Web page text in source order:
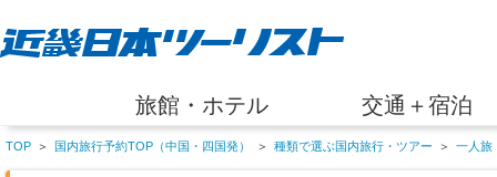
旅館・ホテル 交通＋宿泊
TOP ＞ 国内旅行予約TOP（中国・四国発） ＞ 種類で選ぶ国内旅行・ツアー ＞ 一人旅